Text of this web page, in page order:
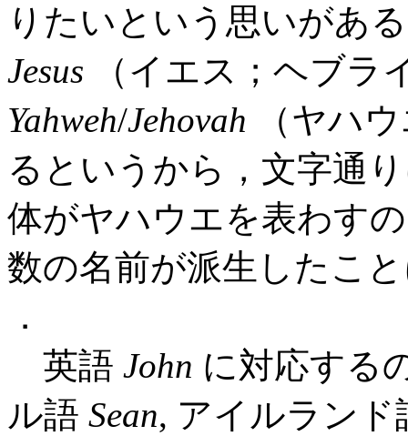
りたいという思いがあ
Jesus （イエス；ヘブラ
Yahweh/Jehovah （ヤハ
るというから，文字通
体がヤハウエを表わす
数の名前が派生したこ
．
英語 John に対応する
ル語 Sean, アイルラン